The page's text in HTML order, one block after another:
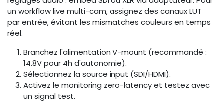
un workflow live multi-cam, assignez des canaux LUT
par entrée, évitant les mismatches couleurs en temps
réel.
Branchez l'alimentation V-mount (recommandé :
14.8V pour 4h d'autonomie).
Sélectionnez la source input (SDI/HDMI).
Activez le monitoring zero-latency et testez avec
un signal test.